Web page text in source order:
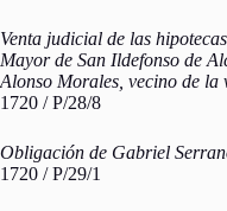
Venta judicial de las
Mayor de San Ildefonso de
Alonso Morales, vecino de la
1720 / P/28/8
Obligación de Gabriel
1720 / P/29/1